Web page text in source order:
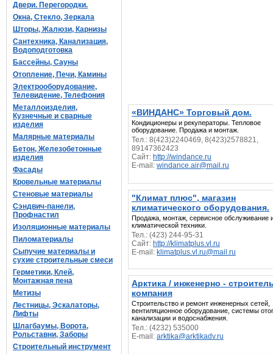
Двери. Перегородки.
Окна, Стекло, Зеркала
Шторы, Жалюзи, Карнизы
Сантехника, Канализация,
Водоподготовка
Бассейны, Сауны
Отопление, Печи, Камины
Электрооборудование,
Телевидение, Телефония
Металлоизделия,
Кузнечные и сварные
изделия
Малярные материалы
Бетон, Железобетонные
изделия
Фасады
Кровельные материалы
Стеновые материалы
Сэндвич-панели,
Профнастил
Изоляционные материалы
Пиломатериалы
Сыпучие материалы и
сухие строительные смеси
Герметики, Клей,
Монтажная пена
Метизы
Лестницы, Эскалаторы,
Лифты
Шлагбаумы, Ворота,
Рольставни, Заборы
Строительный инструмент
«ВИНДАНС» Торговый дом.
Кондиционеры и рекуператоры. Тепловое
оборудование. Продажа и монтаж.
Тел.: 8(423)2240469, 8(423)2578821,
89147362423
Сайт: http://windance.ru
E-mail: windance.air@mail.ru
"Климат плюс", магазин
климатического оборудования.
Продажа, монтаж, сервисное обслуживание
климатической техники.
Тел.: (423) 244-95-31
Сайт: http://klimatplus.vl.ru
E-mail: klimatplus.vl.ru@mail.ru
Арктика / инженерно -
компания
Строительство и ремонт инженерных сетей,
вентиляционное оборудование, системы
канализации и водоснабжения.
Тел.: (4232) 535000
E-mail: arktika@arktikadv.ru